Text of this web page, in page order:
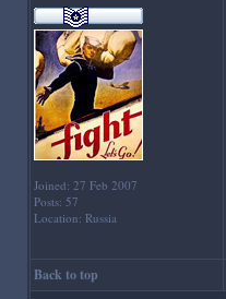
Joined: 27 Feb 2007
Posts: 57
Location: Russia
Back to top